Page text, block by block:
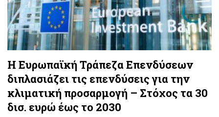
Η Ευρωπαϊκή Τράπεζα Επενδύσεων
διπλασιάζει τις επενδύσεις για την
κλιματική προσαρμογή – Στόχος τα 30
δισ. ευρώ έως το 2030